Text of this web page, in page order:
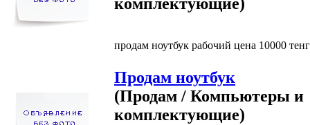
продам ноутбук рабочий цена 10000
Продам ноутбук
(Продам / Компьютеры и
комплектующие)